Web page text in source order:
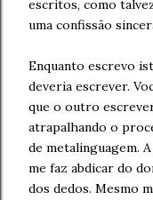
escritos, como
uma confissão
Enquanto escrevo
deveria escrever.
que o outro
atrapalhando o
de metalinguagem.
me faz abdicar do
dos dedos. Mesmo